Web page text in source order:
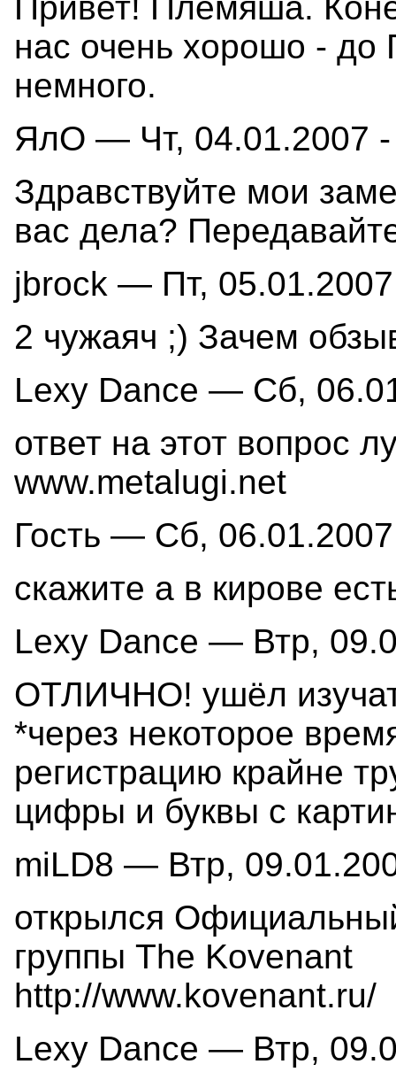
нас очень хорошо - до
немного.
ЯлО — Чт, 04.01.2007 -
Здравствуйте мои
вас дела?
jbrock — Пт,
2 чужаяч ;) Зачем
Lexy Dance — Сб,
ответ на этот вопрос
www.metalugi.net
Гость — Сб,
скажите а в кирове
Lexy Dance — Втр,
ОТЛИЧНО! ушёл
*через некоторое
регистрацию крайне
цифры и буквы с
miLD8 — Втр,
открылся
группы The Kovenant
http://www.kovenant.ru/
Lexy Dance — Втр,